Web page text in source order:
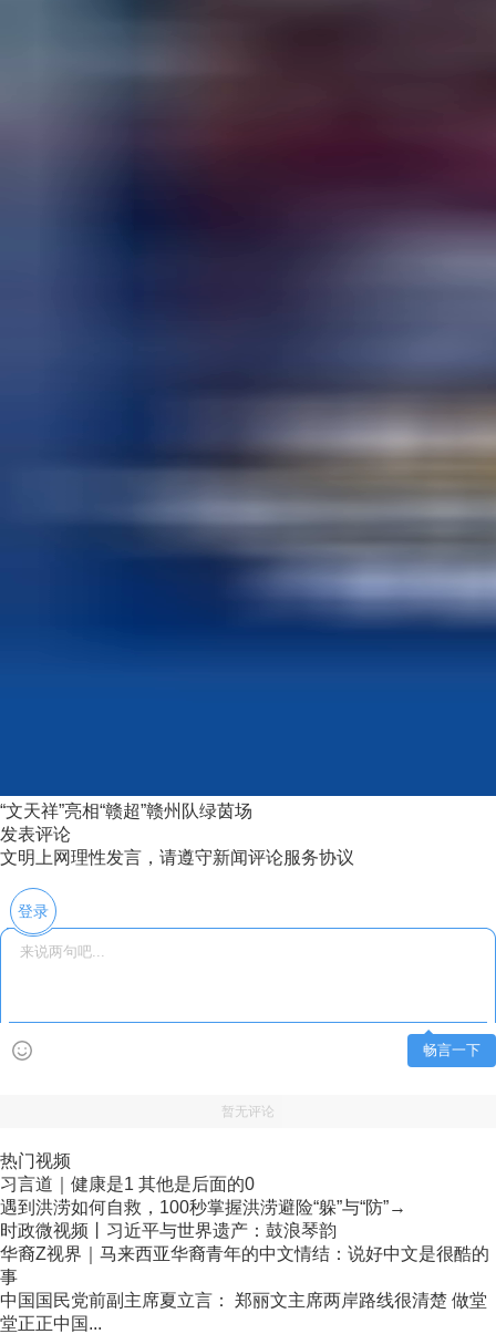
“文天祥”亮相“赣超”赣州队绿茵场
发表评论
文明上网理性发言，请遵守新闻评论服务协议
登录
畅言一下
暂无评论
热门视频
习言道｜健康是1 其他是后面的0
遇到洪涝如何自救，100秒掌握洪涝避险“躲”与“防”→
时政微视频丨习近平与世界遗产：鼓浪琴韵
华裔Z视界｜马来西亚华裔青年的中文情结：说好中文是很酷的
事
中国国民党前副主席夏立言： 郑丽文主席两岸路线很清楚 做堂
堂正正中国...